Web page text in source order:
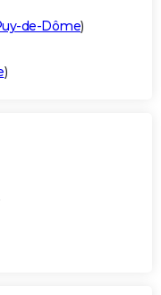
de-Dôme)
)